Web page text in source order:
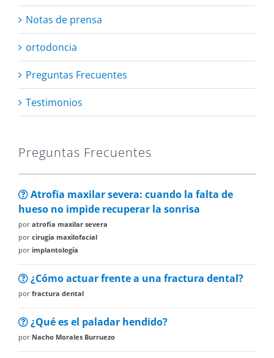
Notas de prensa
ortodoncia
Preguntas Frecuentes
Testimonios
Preguntas Frecuentes
Atrofia maxilar severa: cuando la falta de
hueso no impide recuperar la sonrisa
por atrofia maxilar severa
por cirugía maxilofacial
por implantología
¿Cómo actuar frente a una fractura dental?
por fractura dental
¿Qué es el paladar hendido?
por Nacho Morales Burruezo